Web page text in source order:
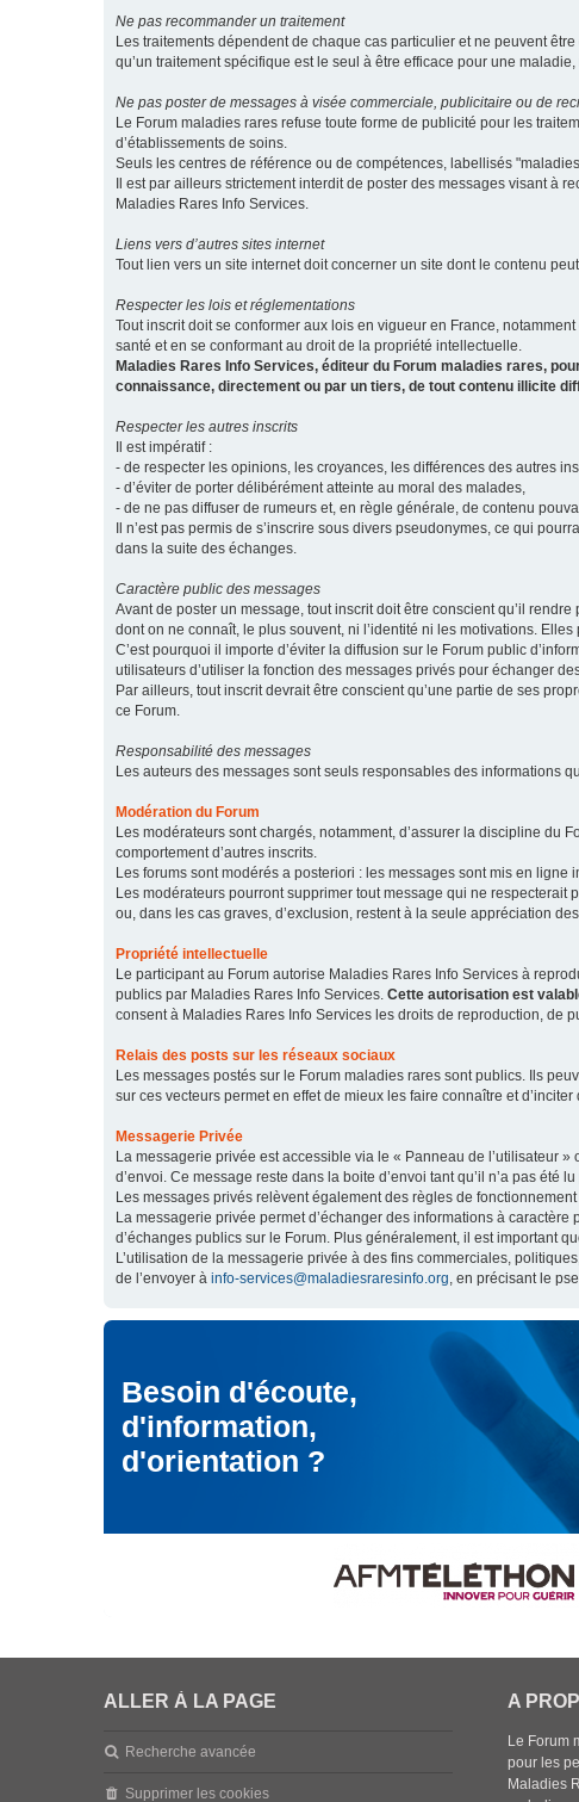
Ne pas recommander un traitement
Les traitements dépendent de chaque cas particulier et ne peuvent
qu’un traitement spécifique est le seul à être efficace pour une
Ne pas poster de messages à visée commerciale, publicitaire ou de
Le Forum maladies rares refuse toute forme de publicité pour les
d’établissements de soins.
Seuls les centres de référence ou de compétences, labellisés
Il est par ailleurs strictement interdit de poster des messages visant à
Maladies Rares Info Services.
Liens vers d’autres sites internet
Tout lien vers un site internet doit concerner un site dont le contenu
Respecter les lois et réglementations
Tout inscrit doit se conformer aux lois en vigueur en France,
santé et en se conformant au droit de la propriété intellectuelle.
Maladies Rares Info Services, éditeur du Forum maladies rares,
connaissance, directement ou par un tiers, de tout contenu illicite
Respecter les autres inscrits
Il est impératif :
- de respecter les opinions, les croyances, les différences des autres
- d’éviter de porter délibérément atteinte au moral des malades,
- de ne pas diffuser de rumeurs et, en règle générale, de contenu
Il n’est pas permis de s’inscrire sous divers pseudonymes, ce qui
dans la suite des échanges.
Caractère public des messages
Avant de poster un message, tout inscrit doit être conscient qu’il
dont on ne connaît, le plus souvent, ni l’identité ni les motivations.
C’est pourquoi il importe d’éviter la diffusion sur le Forum public
utilisateurs d’utiliser la fonction des messages privés pour échanger
Par ailleurs, tout inscrit devrait être conscient qu’une partie de ses
ce Forum.
Responsabilité des messages
Les auteurs des messages sont seuls responsables des informations
Modération du Forum
Les modérateurs sont chargés, notamment, d’assurer la discipline du
comportement d’autres inscrits.
Les forums sont modérés a posteriori : les messages sont mis en
Les modérateurs pourront supprimer tout message qui ne
ou, dans les cas graves, d’exclusion, restent à la seule appréciation
Propriété intellectuelle
Le participant au Forum autorise Maladies Rares Info Services à
publics par Maladies Rares Info Services. Cette autorisation est
consent à Maladies Rares Info Services les droits de reproduction, de
Relais des posts sur les réseaux sociaux
Les messages postés sur le Forum maladies rares sont publics. Ils
sur ces vecteurs permet en effet de mieux les faire connaître et
Messagerie Privée
La messagerie privée est accessible via le « Panneau de l’utilisateur
d’envoi. Ce message reste dans la boite d’envoi tant qu’il n’a pas été
Les messages privés relèvent également des règles de
La messagerie privée permet d’échanger des informations à
d’échanges publics sur le Forum. Plus généralement, il est important
L’utilisation de la messagerie privée à des fins commerciales,
de l’envoyer à info-services@maladiesraresinfo.org, en précisant le
Besoin d'écoute,
d'information,
d'orientation ?
ALLER À LA PAGE
Recherche avancée
Supprimer les cookies
A
Le Forum
pour les
Maladies